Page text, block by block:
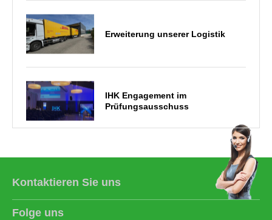
Erweiterung unserer Logistik
IHK Engagement im
Prüfungsausschuss
Die QIB entwickelt sich weiter
Kontaktieren Sie uns
Folge uns